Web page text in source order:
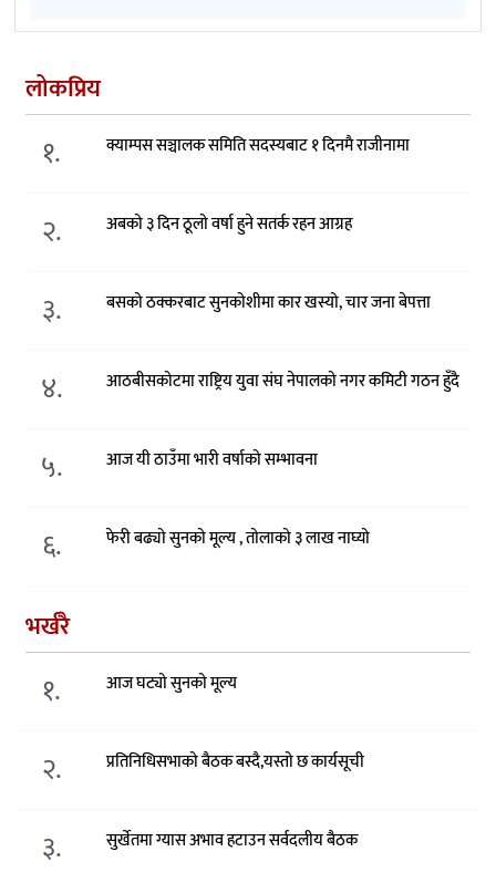
लोकप्रिय
१. क्याम्पस सञ्चालक समिति सदस्यबाट १ दिनमै राजीनामा
२. अबको ३ दिन ठूलो वर्षा हुने सतर्क रहन आग्रह
३. बसको ठक्करबाट सुनकोशीमा कार खस्यो, चार जना बेपत्ता
४. आठबीसकोटमा राष्ट्रिय युवा संघ नेपालको नगर कमिटी गठन हुँदै
५. आज यी ठाउँमा भारी वर्षाको सम्भावना
६. फेरी बढ्यो सुनको मूल्य , तोलाको ३ लाख नाघ्यो
भर्खरै
१. आज घट्यो सुनको मूल्य
२. प्रतिनिधिसभाको बैठक बस्दै,यस्तो छ कार्यसूची
३. सुर्खेतमा ग्यास अभाव हटाउन सर्वदलीय बैठक